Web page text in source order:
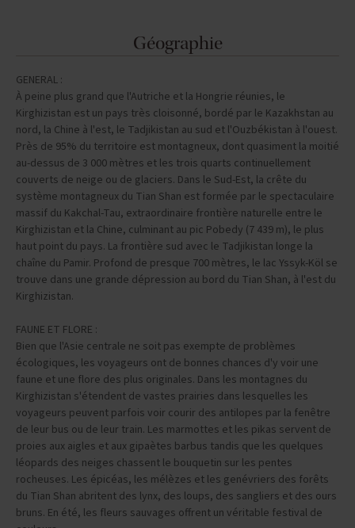
Géographie
GENERAL :
À peine plus grand que l'Autriche et la Hongrie réunies, le
Kirghizistan est un pays très cloisonné, bordé par le Kazakhstan au
nord, la Chine à l'est, le Tadjikistan au sud et l'Ouzbékistan à l'ouest.
Près de 95% du territoire est montagneux, dont quasiment la moitié
au-dessus de 3 000 mètres et les trois quarts continuellement
couverts de neige ou de glaciers. Dans le Sud-Est, la crête du
système montagneux du Tian Shan est formée par le spectaculaire
massif du Kakchal-Tau, extraordinaire frontière naturelle entre le
Kirghizistan et la Chine, culminant au pic Pobedy (7 439 m), le plus
haut point du pays. La frontière sud avec le Tadjikistan longe la
chaîne du Pamir. Profond de presque 700 mètres, le lac Yssyk-Köl se
trouve dans une grande dépression au bord du Tian Shan, à l'est du
Kirghizistan.
FAUNE ET FLORE :
Bien que l'Asie centrale ne soit pas exempte de problèmes
écologiques, les voyageurs ont de bonnes chances d'y voir une
faune et une flore des plus originales. Dans les montagnes du
Kirghizistan s'étendent de vastes prairies dans lesquelles les
voyageurs peuvent parfois voir courir des antilopes par la fenêtre
de leur bus ou de leur train. Les marmottes et les pikas servent de
proies aux aigles et aux gipaètes barbus tandis que les quelques
léopards des neiges chassent le bouquetin sur les pentes
rocheuses. Les épicéas, les mélèzes et les genévriers des forêts
du Tian Shan abritent des lynx, des loups, des sangliers et des ours
bruns. En été, les fleurs sauvages offrent un véritable festival de